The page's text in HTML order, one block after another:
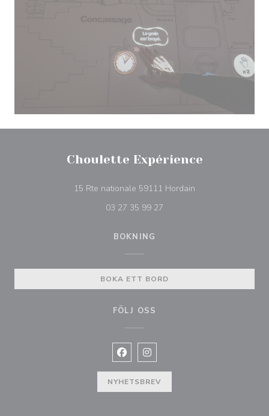
Choulette Expérience
15 Rte nationale 59111 Hordain
03 27 35 99 27
BOKNING
BOKA ETT BORD
FÖLJ OSS
Facebook ((öppnas i ett nytt
Instagram ((öppnas i ett nytt
NYHETSBREV